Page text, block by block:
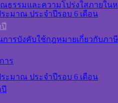
ะมาณ ประจำปีรอบ 6 เดือน
าร
ธรรมและความโปร่งใสภายใน
ารบังคับใช้กฎหมายเกี่ยวกับภ
ะมาณ ประจำปีรอบ 6 เดือน